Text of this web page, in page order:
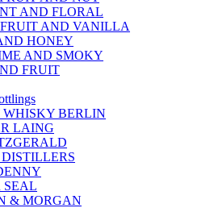
AND FLORAL
AND VANILLA
HONEY
AND SMOKY
FRUIT
WHISKY BERLIN
LAING
SEAL
& MORGAN